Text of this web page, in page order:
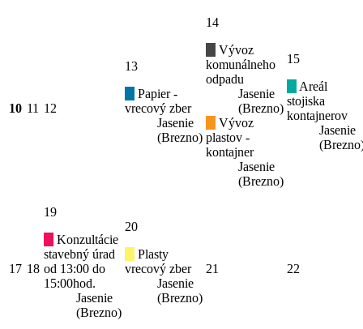
10 11 12
13
Papier -
vrecový zber
Jasenie
(Brezno)
14
Vývoz
komunálneho
odpadu
Jasenie
(Brezno)
Vývoz
plastov -
kontajner
Jasenie
(Brezno)
15
Areál
stojiska
kontajnerov
Jasenie
17 18
19
Konzultácie
stavebný úrad
od 13:00 do
15:00hod.
Jasenie
(Brezno)
20
Plasty
vrecový zber
Jasenie
(Brezno)
21 22